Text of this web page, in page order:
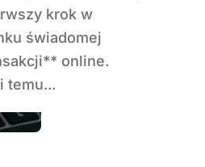
krok w
świadomej
online.
temu...